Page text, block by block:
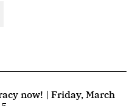
now! | Friday, March